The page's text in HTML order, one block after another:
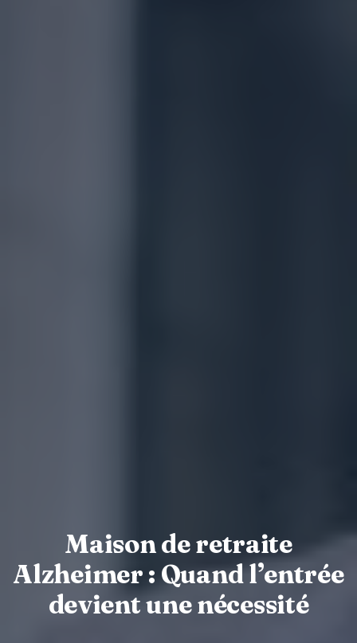
Maison de retraite
Alzheimer : Quand l’entrée
devient une nécessité